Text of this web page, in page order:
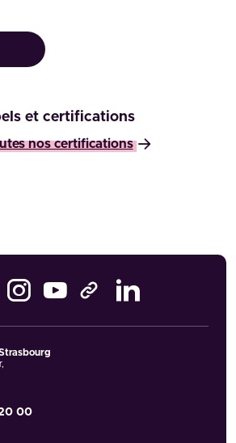
et certifications
nos certifications
InstagramYoutube TikTok
,
00